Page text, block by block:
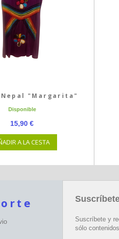
"Margarita"
Disponible
15,90 €
A LA CESTA
Suscríbete y
sólo